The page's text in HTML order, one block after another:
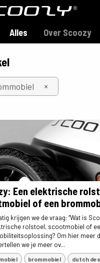
Alles Over Scoozy
×
Een elektrische
of een
krijgen we de vraag: “Wat is
rolstoel, scootmobiel of
Om hier meer
we je meer ov...
brommobiel dutch